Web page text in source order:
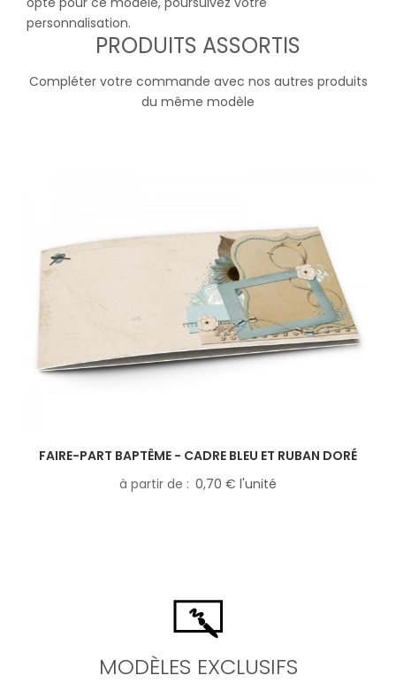
personnalisation.
PRODUITS ASSORTIS
Compléter votre commande avec nos autres produits
du même modèle
FAIRE-PART BAPTÊME - CADRE BLEU ET RUBAN DORÉ
à partir de
0,70 € l'unité
MODÈLES EXCLUSIFS